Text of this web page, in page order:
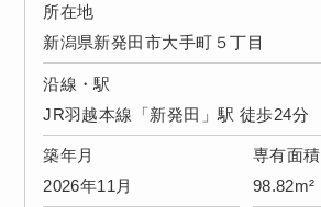
所在地
新潟県新発田市大手町５丁目
沿線・駅
JR羽越本線「新発田」駅 徒歩24分
築年月
2026年11月
専有面積
98.82m²